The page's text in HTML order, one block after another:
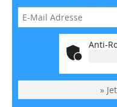
Anti-
»